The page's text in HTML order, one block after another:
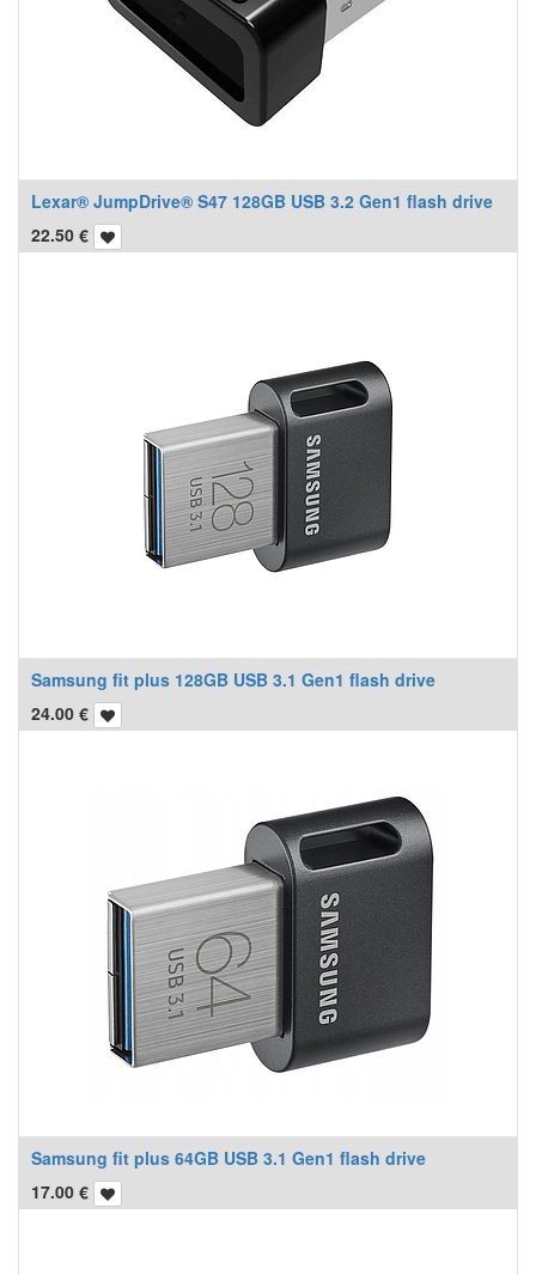
Lexar® JumpDrive® S47 128GB USB 3.2 Gen1 flash drive
22.50 €
Samsung fit plus 128GB USB 3.1 Gen1 flash drive
24.00 €
Samsung fit plus 64GB USB 3.1 Gen1 flash drive
17.00 €